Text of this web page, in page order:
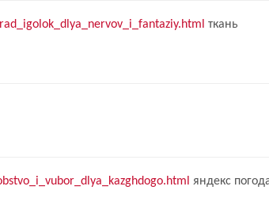
ткань
яндекс